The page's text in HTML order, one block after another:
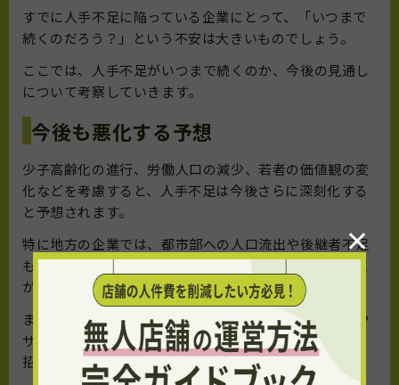
すでに人手不足に陥っている企業にとって、「いつまで
続くのだろう？」という不安は大きいものでしょう。
ここでは、人手不足がいつまで続くのか、今後の見通し
について考察していきます。
今後も悪化する予想
少子高齢化の進行、労働人口の減少、若者の価値観の変
化などを考慮すると、人手不足は今後さらに深刻化する
と予想されます。
特に地方の企業では、都市部への人口流出や後継者不足
も重なり、廃業を余儀なくされるケースも増える可能性
があります。
また、小売業での人手不足は、店舗の営業時間の短縮や
サービスレベルの低下につながり、顧客満足度の低下を
招く恐れもあります。
×